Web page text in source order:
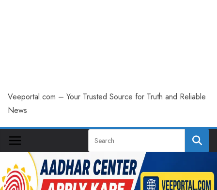
Veeportal.com – Your Trusted Source for Truth and Reliable
News